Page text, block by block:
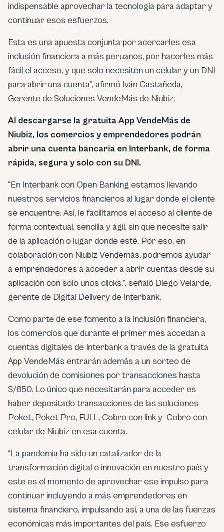
indispensable aprovechar la tecnología para adaptar y
continuar esos esfuerzos.
Esta es una apuesta conjunta por acercarles esa
inclusión financiera a más peruanos, por hacerles más
fácil el acceso, y que solo necesiten un celular y un DNI
para abrir una cuenta”, afirmó Iván Castañeda,
Gerente de Soluciones VendeMás de Niubiz.
Al descargarse la gratuita App VendeMás de
Niubiz, los comercios y emprendedores podrán
abrir una cuenta bancaria en Interbank, de forma
rápida, segura y solo con su DNI.
“En Interbank con Open Banking estamos llevando
nuestros servicios financieros al lugar donde el cliente
se encuentre. Así, le facilitamos el acceso al cliente de
forma contextual, sencilla y ágil, sin que necesite salir
de la aplicación o lugar donde esté. Por eso, en
colaboración con Niubiz Vendemás, podremos ayudar
a emprendedores a acceder a abrir cuentas desde su
aplicación con solo unos clicks.”, señaló Diego Velarde,
gerente de Digital Delivery de Interbank.
Como parte de ese fomento a la inclusión financiera,
los comercios que durante el primer mes accedan a
cuentas digitales de Interbank a través de la gratuita
App VendeMás entrarán además a un sorteo de
devolución de comisiones por transacciones hasta
S/850. Lo único que necesitarán para acceder es
haber depositado transacciones de las soluciones
Poket, Poket Pro, FULL, Cobro con link y Cobro con
celular de Niubiz en esa cuenta.
“La pandemia ha sido un catalizador de la
transformación digital e innovación en nuestro país y
este es el momento de aprovechar ese impulso para
continuar incluyendo a más emprendedores en
sistema financiero, impulsando así, a una de las fuerzas
económicas más importantes del país. Ese esfuerzo